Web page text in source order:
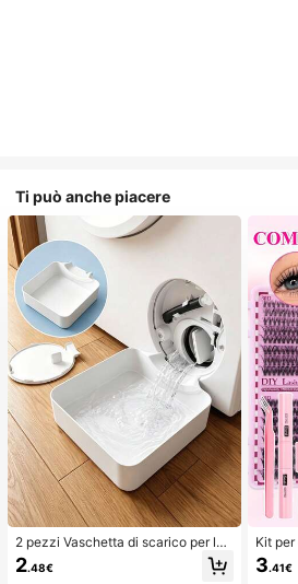
Ti può anche piacere
2 pezzi Vaschetta di scarico per lav
atrice, Tappetino di protezione imp
ermeabile per pavimento della lava
2.48€
Kit
finte
3.41€